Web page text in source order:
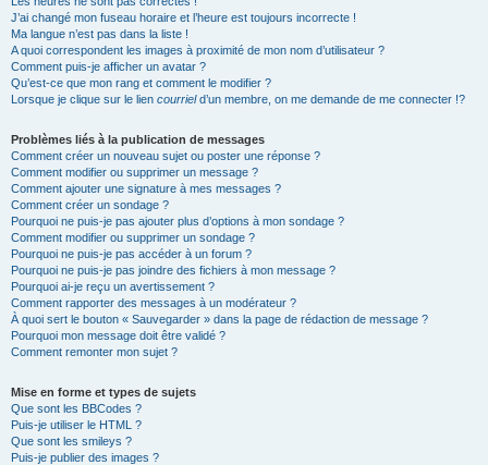
J’ai changé mon fuseau horaire et l’heure est toujours incorrecte !
Ma langue n’est pas dans la liste !
A quoi correspondent les images à proximité de mon nom d’utilisateur ?
Comment puis-je afficher un avatar ?
Qu’est-ce que mon rang et comment le modifier ?
Lorsque je clique sur le lien courrield’un membre, on me demande de me connecter !?
Problèmes liés à la publication de messages
Comment créer un nouveau sujet ou poster une réponse ?
Comment modifier ou supprimer un message ?
Comment ajouter une signature à mes messages ?
Comment créer un sondage ?
Pourquoi ne puis-je pas ajouter plus d’options à mon sondage ?
Comment modifier ou supprimer un sondage ?
Pourquoi ne puis-je pas accéder à un forum ?
Pourquoi ne puis-je pas joindre des fichiers à mon message ?
Pourquoi ai-je reçu un avertissement ?
Comment rapporter des messages à un modérateur ?
À quoi sert le bouton « Sauvegarder » dans la page de rédaction de message ?
Pourquoi mon message doit être validé ?
Comment remonter mon sujet ?
Mise en forme et types de sujets
Que sont les BBCodes ?
Puis-je utiliser le HTML ?
Que sont les smileys ?
Puis-je publier des images ?